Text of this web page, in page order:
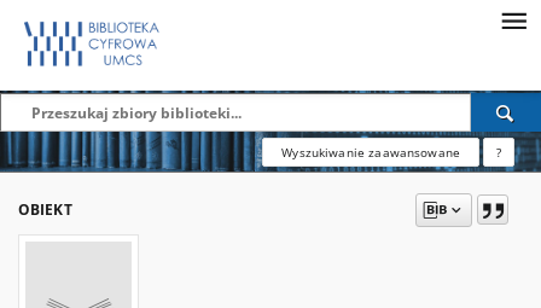
Wyszukiwanie zaawansowane ?
OBIEKT